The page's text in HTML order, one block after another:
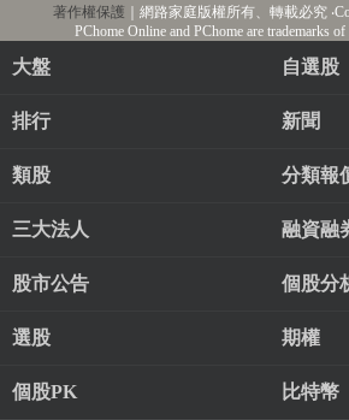
著作權保護 ｜網路家庭版權所有、轉載必究
PChome Online and PChome are trademarks
大盤 自選股
排行 新聞
類股 分類報
三大法人 融資融
股市公告 個股分
選股 期權
個股PK 比特幣